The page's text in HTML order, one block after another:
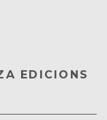
EDICIONS